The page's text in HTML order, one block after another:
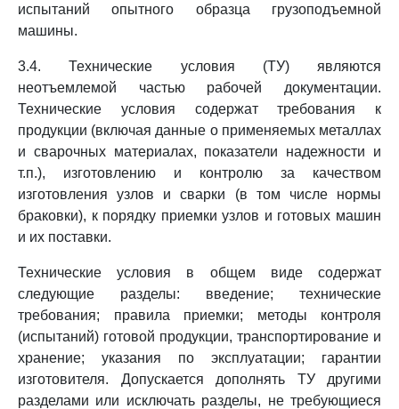
испытаний опытного образца грузоподъемной
машины.
3.4. Технические условия (ТУ) являются
неотъемлемой частью рабочей документации.
Технические условия содержат требования к
продукции (включая данные о применяемых металлах
и сварочных материалах, показатели надежности и
т.п.), изготовлению и контролю за качеством
изготовления узлов и сварки (в том числе нормы
браковки), к порядку приемки узлов и готовых машин
и их поставки.
Технические условия в общем виде содержат
следующие разделы: введение; технические
требования; правила приемки; методы контроля
(испытаний) готовой продукции, транспортирование и
хранение; указания по эксплуатации; гарантии
изготовителя. Допускается дополнять ТУ другими
разделами или исключать разделы, не требующиеся